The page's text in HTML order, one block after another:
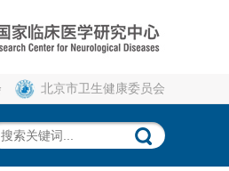
北京市卫生健康委员会